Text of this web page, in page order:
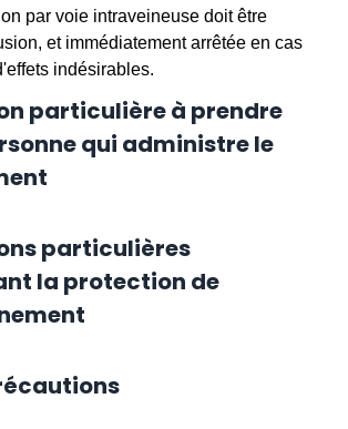
par voie intraveineuse doit être
et immédiatement arrêtée en cas
indésirables.
particulière à prendre
qui administre le
particulières
la protection de